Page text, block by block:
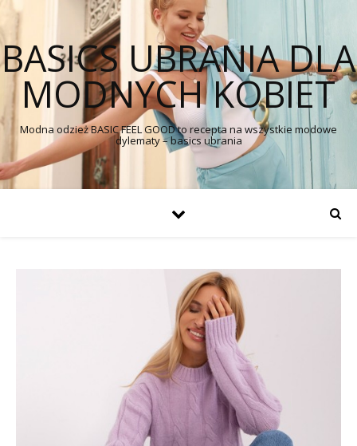
BASICS UBRANIA DLA
MODNYCH KOBIET
Modna odzież BASIC FEEL GOOD to recepta na wszystkie modowe
dylematy – basics ubrania